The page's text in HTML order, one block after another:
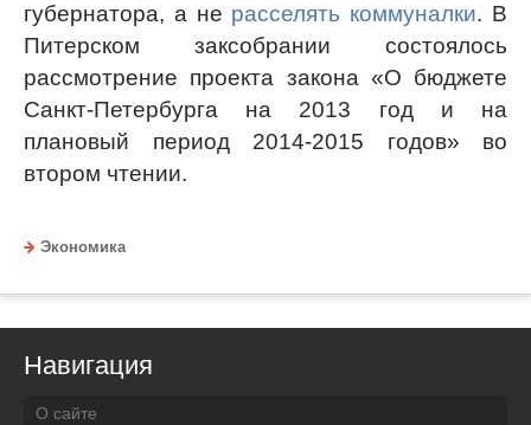
губернатора, а не расселять коммуналки. В
Питерском заксобрании состоялось
рассмотрение проекта закона «О бюджете
Санкт-Петербурга на 2013 год и на
плановый период 2014-2015 годов» во
втором чтении.
Экономика
Навигация
О сайте